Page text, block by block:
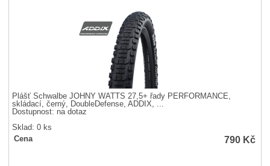
Plášť Schwalbe JOHNY WATTS 27,5+ řady PERFORMANCE,
skládací, černý, DoubleDefense, ADDIX, ...
Dostupnost: na dotaz
Sklad: 0 ks
Cena
790 Kč